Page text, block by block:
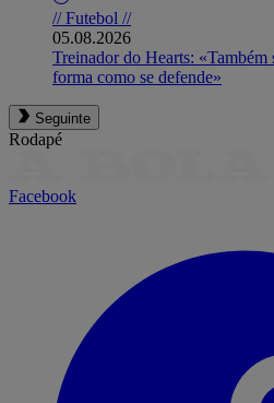
// Futebol //
05.08.2026
Treinador do Hearts: «Também
forma como se defende»
Seguinte
Rodapé
Facebook